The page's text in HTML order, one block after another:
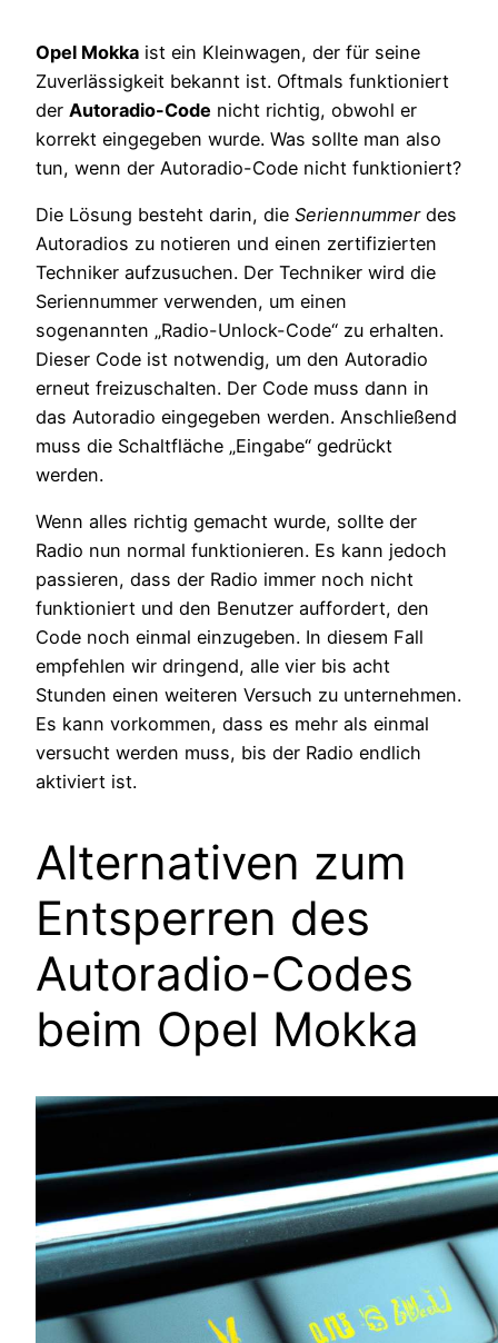
Opel Mokka ist ein Kleinwagen, der für seine
Zuverlässigkeit bekannt ist. Oftmals funktioniert
der Autoradio-Code nicht richtig, obwohl er
korrekt eingegeben wurde. Was sollte man also
tun, wenn der Autoradio-Code nicht funktioniert?
Die Lösung besteht darin, die Seriennummerdes
Autoradios zu notieren und einen zertifizierten
Techniker aufzusuchen. Der Techniker wird die
Seriennummer verwenden, um einen
sogenannten „Radio-Unlock-Code“ zu erhalten.
Dieser Code ist notwendig, um den Autoradio
erneut freizuschalten. Der Code muss dann in
das Autoradio eingegeben werden. Anschließend
muss die Schaltfläche „Eingabe“ gedrückt
werden.
Wenn alles richtig gemacht wurde, sollte der
Radio nun normal funktionieren. Es kann jedoch
passieren, dass der Radio immer noch nicht
funktioniert und den Benutzer auffordert, den
Code noch einmal einzugeben. In diesem Fall
empfehlen wir dringend, alle vier bis acht
Stunden einen weiteren Versuch zu unternehmen.
Es kann vorkommen, dass es mehr als einmal
versucht werden muss, bis der Radio endlich
aktiviert ist.
Alternativen zum
Entsperren des
Autoradio-Codes
beim Opel Mokka